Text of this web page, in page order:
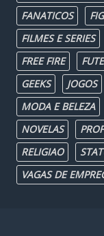
FANATICOS
FILMES E SERIES
FREE FIRE
GEEKS
JOGOS
MODA E BELEZA
NOVELAS
RELIGIAO
VAGAS DE